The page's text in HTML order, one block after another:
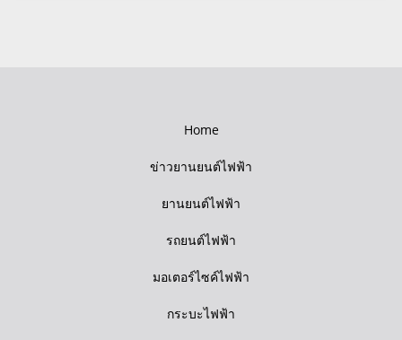
Home
ข่าวยานยนต์ไฟฟ้า
ยานยนต์ไฟฟ้า
รถยนต์ไฟฟ้า
มอเตอร์ไซค์ไฟฟ้า
กระบะไฟฟ้า